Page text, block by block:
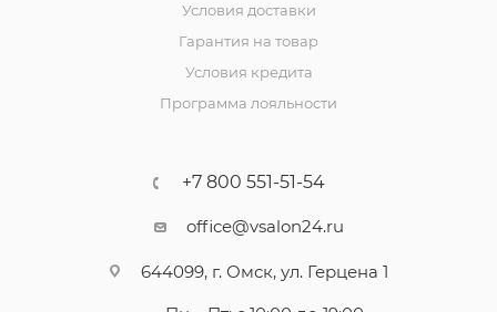
Условия доставки
Гарантия на товар
Условия кредита
Программа лояльности
+7 800 551-51-54
office@vsalon24.ru
644099, г. Омск, ул. Герцена 1